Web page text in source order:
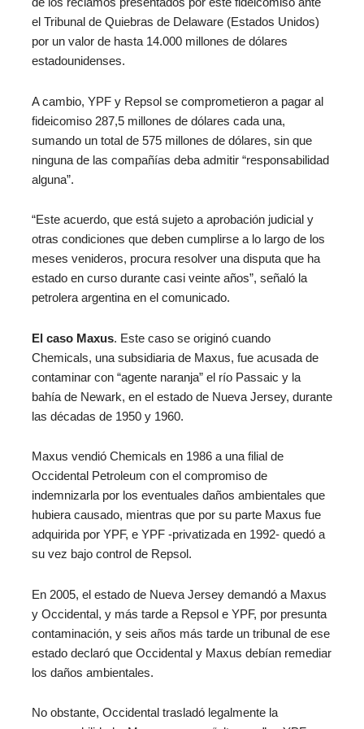
de los reclamos presentados por este fideicomiso ante
el Tribunal de Quiebras de Delaware (Estados Unidos)
por un valor de hasta 14.000 millones de dólares
estadounidenses.
A cambio, YPF y Repsol se comprometieron a pagar al
fideicomiso 287,5 millones de dólares cada una,
sumando un total de 575 millones de dólares, sin que
ninguna de las compañías deba admitir “responsabilidad
alguna”.
“Este acuerdo, que está sujeto a aprobación judicial y
otras condiciones que deben cumplirse a lo largo de los
meses venideros, procura resolver una disputa que ha
estado en curso durante casi veinte años”, señaló la
petrolera argentina en el comunicado.
El caso Maxus. Este caso se originó cuando
Chemicals, una subsidiaria de Maxus, fue acusada de
contaminar con “agente naranja” el río Passaic y la
bahía de Newark, en el estado de Nueva Jersey, durante
las décadas de 1950 y 1960.
Maxus vendió Chemicals en 1986 a una filial de
Occidental Petroleum con el compromiso de
indemnizarla por los eventuales daños ambientales que
hubiera causado, mientras que por su parte Maxus fue
adquirida por YPF, e YPF ‑privatizada en 1992- quedó a
su vez bajo control de Repsol.
En 2005, el estado de Nueva Jersey demandó a Maxus
y Occidental, y más tarde a Repsol e YPF, por presunta
contaminación, y seis años más tarde un tribunal de ese
estado declaró que Occidental y Maxus debían remediar
los daños ambientales.
No obstante, Occidental trasladó legalmente la